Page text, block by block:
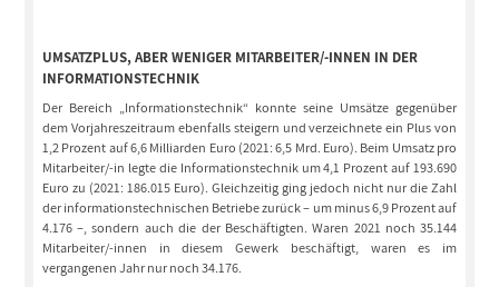
UMSATZPLUS, ABER WENIGER MITARBEITER/-INNEN IN DER
INFORMATIONSTECHNIK
Der Bereich „Informationstechnik“ konnte seine Umsätze gegenüber
dem Vorjahreszeitraum ebenfalls steigern und verzeichnete ein Plus von
1,2 Prozent auf 6,6 Milliarden Euro (2021: 6,5 Mrd. Euro). Beim Umsatz pro
Mitarbeiter/-in legte die Informationstechnik um 4,1 Prozent auf 193.690
Euro zu (2021: 186.015 Euro). Gleichzeitig ging jedoch nicht nur die Zahl
der informationstechnischen Betriebe zurück – um minus 6,9 Prozent auf
4.176 –, sondern auch die der Beschäftigten. Waren 2021 noch 35.144
Mitarbeiter/-innen in diesem Gewerk beschäftigt, waren es im
vergangenen Jahr nur noch 34.176.